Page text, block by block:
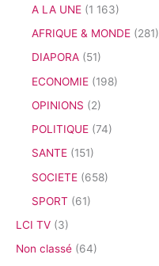
A LA UNE (1 163)
AFRIQUE & MONDE (281)
DIAPORA (51)
ECONOMIE (198)
OPINIONS (2)
POLITIQUE (74)
SANTE (151)
SOCIETE (658)
SPORT (61)
LCI TV (3)
Non classé (64)